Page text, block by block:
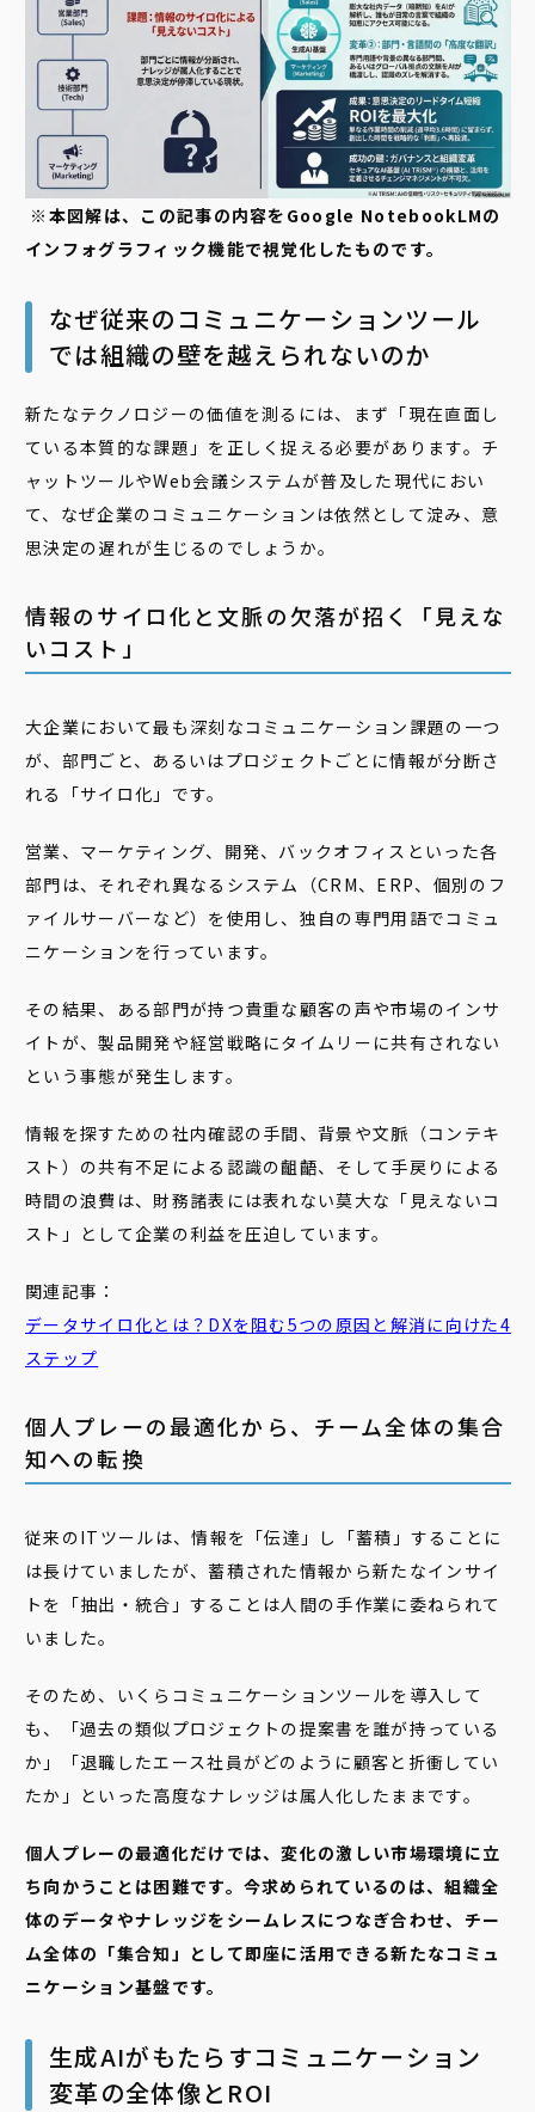
※本図解は、この記事の内容をGoogle NotebookLMの
インフォグラフィック機能で視覚化したものです。
なぜ従来のコミュニケーションツール
では組織の壁を越えられないのか
新たなテクノロジーの価値を測るには、まず「現在直面し
ている本質的な課題」を正しく捉える必要があります。チ
ャットツールやWeb会議システムが普及した現代におい
て、なぜ企業のコミュニケーションは依然として淀み、意
思決定の遅れが生じるのでしょうか。
情報のサイロ化と文脈の欠落が招く「見えな
いコスト」
大企業において最も深刻なコミュニケーション課題の一つ
が、部門ごと、あるいはプロジェクトごとに情報が分断さ
れる「サイロ化」です。
営業、マーケティング、開発、バックオフィスといった各
部門は、それぞれ異なるシステム（CRM、ERP、個別のフ
ァイルサーバーなど）を使用し、独自の専門用語でコミュ
ニケーションを行っています。
その結果、ある部門が持つ貴重な顧客の声や市場のインサ
イトが、製品開発や経営戦略にタイムリーに共有されない
という事態が発生します。
情報を探すための社内確認の手間、背景や文脈（コンテキ
スト）の共有不足による認識の齟齬、そして手戻りによる
時間の浪費は、財務諸表には表れない莫大な「見えないコ
スト」として企業の利益を圧迫しています。
関連記事：
データサイロ化とは？DXを阻む5つの原因と解消に向けた4
ステップ
個人プレーの最適化から、チーム全体の集合
知への転換
従来のITツールは、情報を「伝達」し「蓄積」することに
は長けていましたが、蓄積された情報から新たなインサイ
トを「抽出・統合」することは人間の手作業に委ねられて
いました。
そのため、いくらコミュニケーションツールを導入して
も、「過去の類似プロジェクトの提案書を誰が持っている
か」「退職したエース社員がどのように顧客と折衝してい
たか」といった高度なナレッジは属人化したままです。
個人プレーの最適化だけでは、変化の激しい市場環境に立
ち向かうことは困難です。今求められているのは、組織全
体のデータやナレッジをシームレスにつなぎ合わせ、チー
ム全体の「集合知」として即座に活用できる新たなコミュ
ニケーション基盤です。
生成AIがもたらすコミュニケーション
変革の全体像とROI